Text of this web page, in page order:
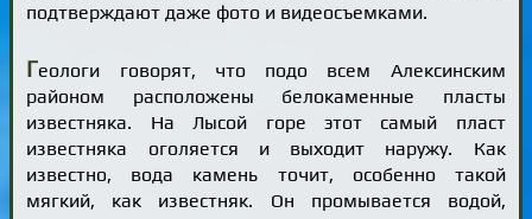
подтверждают даже фото и видеосъемками.
Геологи говорят, что подо всем Алексинским
районом расположены белокаменные пласты
известняка. На Лысой горе этот самый пласт
известняка оголяется и выходит наружу. Как
известно, вода камень точит, особенно такой
мягкий, как известняк. Он промывается водой,